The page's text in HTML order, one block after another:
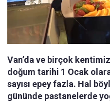
Van’da ve birçok
doğum tarihi 1 Ocak
sayısı epey fazla. Hal
gününde pastanelerde